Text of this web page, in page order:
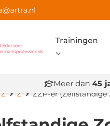
Trainingen
Meer dan 45
Z ZZP-er (Zelfstandige